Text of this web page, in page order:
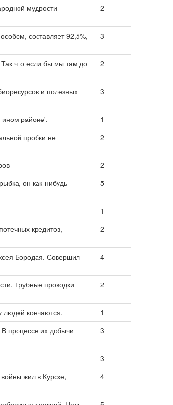
мудрости,
2
составляет 92,5%,
3
Так что если бы мы там до
2
и полезных
3
ином районе'.
1
пробки не
2
2
рыбка, он как-нибудь
5
1
кредитов, –
2
Бородая. Совершил
4
Трубные проводки
2
людей кончаются.
1
В процессе их добычи
3
3
жил в Курске,
4